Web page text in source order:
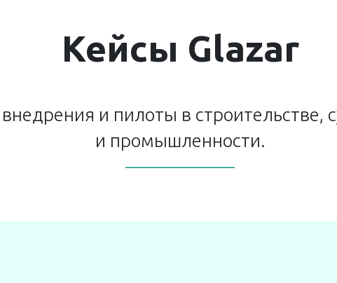
Кейсы Glazar
и пилоты в строительстве,
и промышленности.
——————